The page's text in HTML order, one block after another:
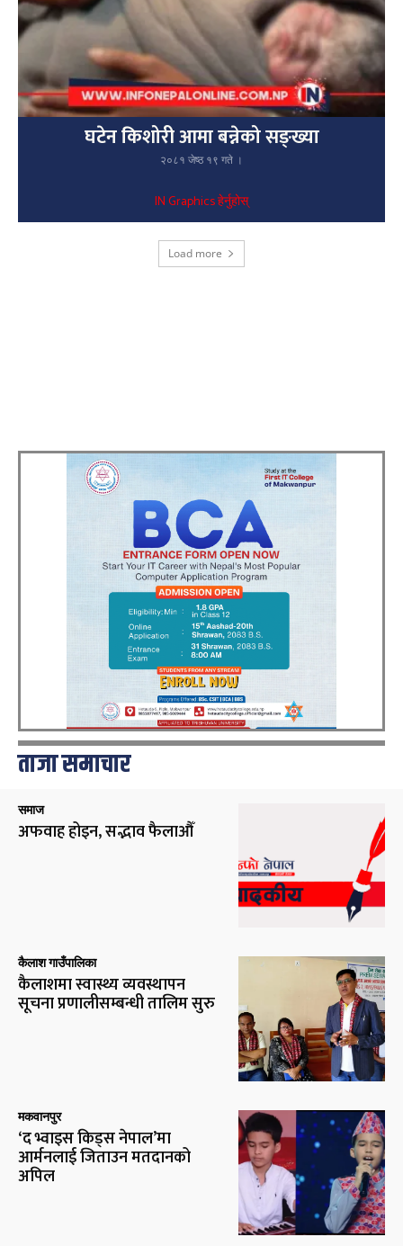
घटेन किशोरी आमा बन्नेको सङ्ख्या
२०८१ जेष्ठ १९ गते ।
IN Graphics हेर्नुहोस्
Load more
ताजा समाचार
समाज
अफवाह होइन, सद्भाव फैलाऔँ
कैलाश गाउँपालिका
कैलाशमा स्वास्थ्य व्यवस्थापन
सूचना प्रणालीसम्बन्धी तालिम सुरु
मकवानपुर
‘द भ्वाइस किड्स नेपाल’मा
आर्मनलाई जिताउन मतदानको
अपिल